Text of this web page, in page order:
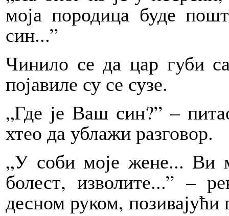
моја породица буде
син...”
Чинило се да цар губи
појавиле су се сузе.
„Где је Ваш син?” –
хтео да ублажи разговор.
„У соби моје жене... Ви
болест, изволите...” –
десном руком, позивајући